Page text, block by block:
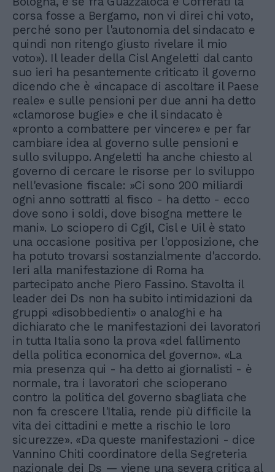
corsa fosse a Bergamo, non vi direi chi voto,
perché sono per l'autonomia del sindacato e
quindi non ritengo giusto rivelare il mio
voto»). Il leader della Cisl Angeletti dal canto
suo ieri ha pesantemente criticato il governo
dicendo che è «incapace di ascoltare il Paese
reale» e sulle pensioni per due anni ha detto
«clamorose bugie» e che il sindacato è
«pronto a combattere per vincere» e per far
cambiare idea al governo sulle pensioni e
sullo sviluppo. Angeletti ha anche chiesto al
governo di cercare le risorse per lo sviluppo
nell'evasione fiscale: »Ci sono 200 miliardi
ogni anno sottratti al fisco - ha detto - ecco
dove sono i soldi, dove bisogna mettere le
mani». Lo sciopero di Cgil, Cisl e Uil è stato
una occasione positiva per l'opposizione, che
ha potuto trovarsi sostanzialmente d'accordo.
Ieri alla manifestazione di Roma ha
partecipato anche Piero Fassino. Stavolta il
leader dei Ds non ha subito intimidazioni da
gruppi «disobbedienti» o analoghi e ha
dichiarato che le manifestazioni dei lavoratori
in tutta Italia sono la prova «del fallimento
della politica economica del governo». «La
mia presenza qui - ha detto ai giornalisti - è
normale, tra i lavoratori che scioperano
contro la politica del governo sbagliata che
non fa crescere l'Italia, rende più difficile la
vita dei cittadini e mette a rischio le loro
sicurezze». «Da queste manifestazioni - dice
Vannino Chiti coordinatore della Segreteria
nazionale dei Ds — viene una severa critica al